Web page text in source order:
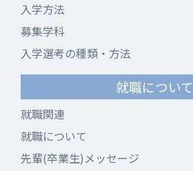
入学方法
募集学科
入学選考の種類・方法
就職について
就職関連
就職について
先輩(卒業生)メッセージ